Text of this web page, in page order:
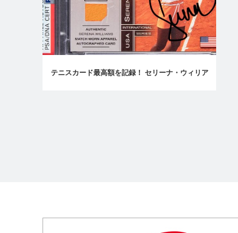
テニスカード最高額を記録！ セリーナ・ウィリア